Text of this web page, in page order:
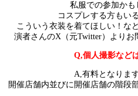
私服での参加かも
コスプレする方もい
こういう衣装を着てほしい！な
演者さんのX（元Twitter）よりお
Q,個人撮影など
A,有料となりま
開催店舗内並びに開催店舗の階段